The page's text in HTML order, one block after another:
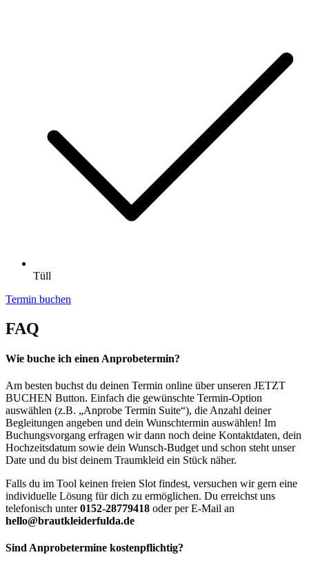
Tüll
Termin buchen
FAQ
Wie buche ich einen Anprobetermin?
Am besten buchst du deinen Termin online über unseren JETZT
BUCHEN Button. Einfach die gewünschte Termin-Option
auswählen (z.B. „Anprobe Termin Suite“), die Anzahl deiner
Begleitungen angeben und dein Wunschtermin auswählen! Im
Buchungsvorgang erfragen wir dann noch deine Kontaktdaten, dein
Hochzeitsdatum sowie dein Wunsch-Budget und schon steht unser
Date und du bist deinem Traumkleid ein Stück näher.
Falls du im Tool keinen freien Slot findest, versuchen wir gern eine
individuelle Lösung für dich zu ermöglichen. Du erreichst uns
telefonisch unter0152-28779418 oder per E-Mail an
hello@brautkleiderfulda.de
Sind Anprobetermine kostenpflichtig?